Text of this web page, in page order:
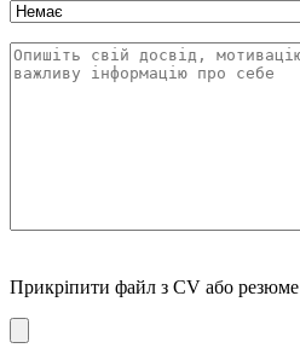
Прикріпити файл з CV або резюме